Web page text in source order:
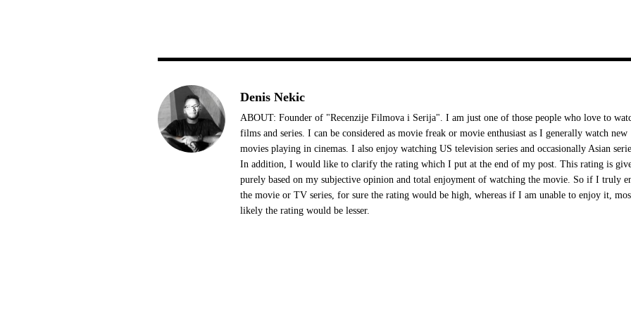
Denis Nekic
ABOUT: Founder of "Recenzije Filmova i Serija". I am just one of those people who love to
films and series. I can be considered as movie freak or movie enthusiast as I generally watch new
movies playing in cinemas. I also enjoy watching US television series and occasionally Asian
In addition, I would like to clarify the rating which I put at the end of my post. This rating is
purely based on my subjective opinion and total enjoyment of watching the movie. So if I truly
the movie or TV series, for sure the rating would be high, whereas if I am unable to enjoy it,
likely the rating would be lesser.